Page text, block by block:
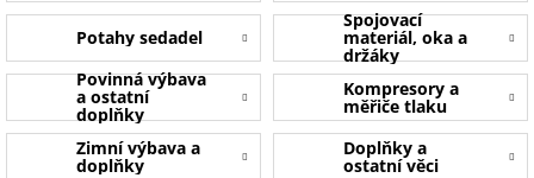
Potahy sedadel
Spojovací
materiál, oka a
držáky
Povinná výbava
a ostatní
doplňky
Kompresory a
měřiče tlaku
Zimní výbava a
doplňky
Doplňky a
ostatní věci